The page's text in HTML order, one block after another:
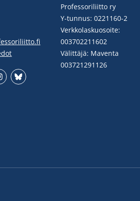
Professoriliitto ry
Y-tunnus: 0221160-2
Verkkolaskuosoite:
003702211602
Välittäjä: Maventa
003721291126